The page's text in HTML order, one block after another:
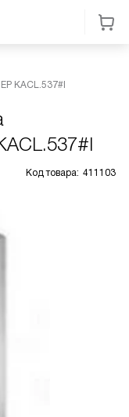
KACL.537#I
Код товара: 411103